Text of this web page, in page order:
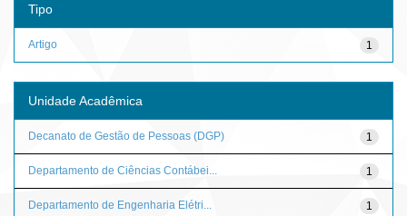
Tipo
1
Artigo
Unidade Acadêmica
1
Decanato de Gestão de Pessoas (DGP)
1
Departamento de Ciências Contábei...
1
Departamento de Engenharia Elétri...